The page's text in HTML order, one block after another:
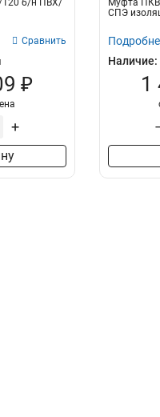
120 б/н ПВХ/
Сравнить
₽
+
Муфта
СПЭ
Наличие:
1